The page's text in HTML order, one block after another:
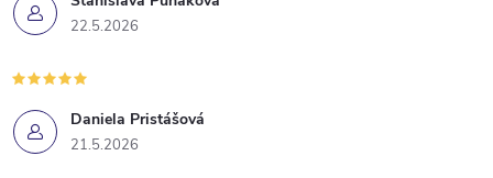
22.5.2026
Daniela Pristášová
21.5.2026